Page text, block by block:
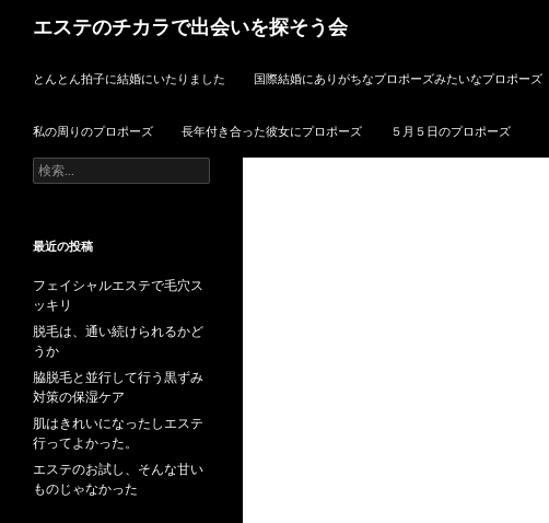
エステのチカラで出会いを探そう会
とんとん拍子に結婚にいたりました
国際結婚にありがちなプロポーズみたいなプロポーズ
私の周りのプロポーズ 長年付き合った彼女にプロポーズ ５月５日のプロポーズ
検
索:
最近の投稿
フェイシャルエステで毛穴ス
ッキリ
脱毛は、通い続けられるかど
うか
脇脱毛と並行して行う黒ずみ
対策の保湿ケア
肌はきれいになったしエステ
行ってよかった。
エステのお試し、そんな甘い
ものじゃなかった